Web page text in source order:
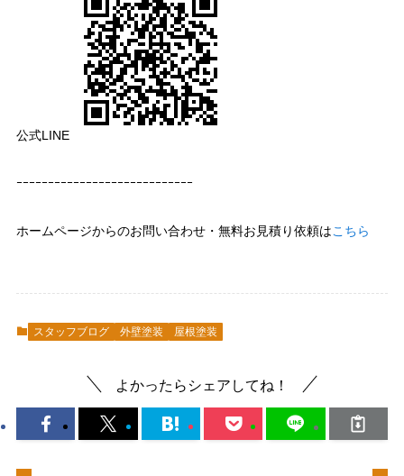
公式LINE
ｰｰｰｰｰｰｰｰｰｰｰｰｰｰｰｰｰｰｰｰｰｰｰｰｰｰｰｰ
ホームページからのお問い合わせ・無料お見積り依頼はこちら
スタッフブログ 外壁塗装 屋根塗装
よかったらシェアしてね！